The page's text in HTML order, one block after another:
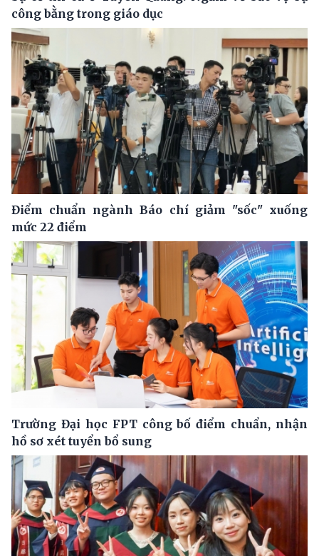
công bằng trong giáo dục
Điểm chuẩn ngành Báo chí giảm "sốc" xuống
mức 22 điểm
Trường Đại học FPT công bố điểm chuẩn, nhận
hồ sơ xét tuyển bổ sung